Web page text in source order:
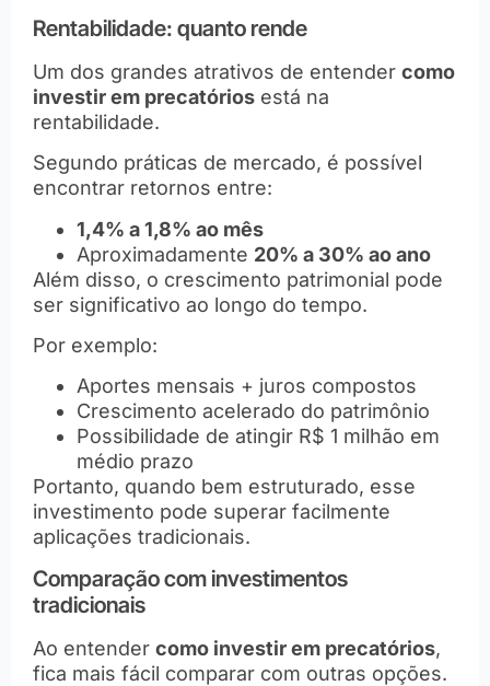
Rentabilidade: quanto rende
Um dos grandes atrativos de entender como
investir em precatórios está na
rentabilidade.
Segundo práticas de mercado, é possível
encontrar retornos entre:
1,4% a 1,8% ao mês
Aproximadamente 20% a 30% ao ano
Além disso, o crescimento patrimonial pode
ser significativo ao longo do tempo.
Por exemplo:
Aportes mensais + juros compostos
Crescimento acelerado do patrimônio
Possibilidade de atingir R$ 1 milhão em
médio prazo
Portanto, quando bem estruturado, esse
investimento pode superar facilmente
aplicações tradicionais.
Comparação com investimentos
tradicionais
Ao entender como investir em precatórios,
fica mais fácil comparar com outras opções.